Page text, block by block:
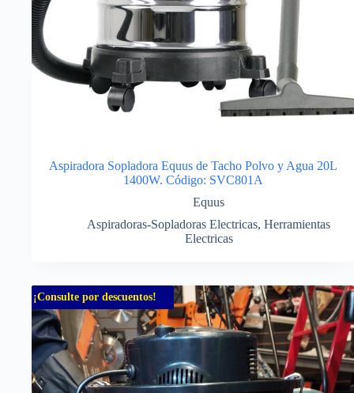
Aspiradora Sopladora Equus de Tacho Polvo y Agua 20L
1400W. Código: SVC801A
Equus
Aspiradoras-Sopladoras Electricas, Herramientas
Electricas
¡Consulte por descuentos!